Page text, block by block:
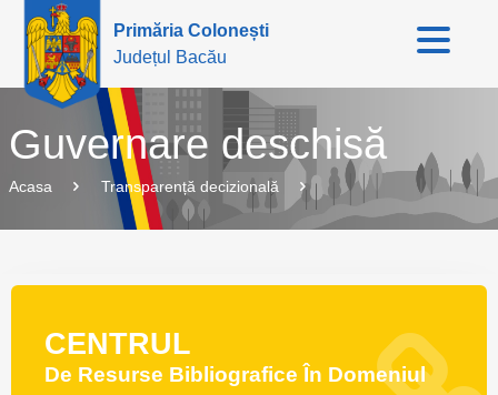
Primăria Colonești
Județul Bacău
Guvernare deschisă
Acasa Transparență decizională
CENTRUL
De Resurse Bibliografice În Domeniul